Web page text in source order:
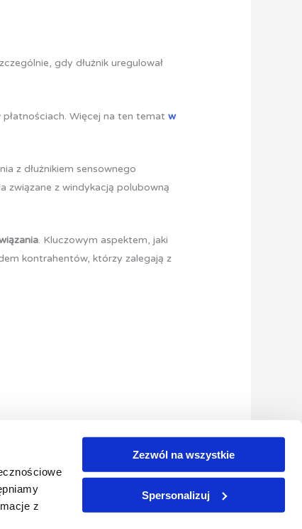
z
Zezwól na wszystkie
Spersonalizuj
gdy dłużnik uregulował
płatnościach. Więcej na ten tematw
z dłużnikiem sensownego
związane z windykacją polubowną
. Kluczowym aspektem, jaki
kontrahentów, którzy zalegają z
Następny Wpis